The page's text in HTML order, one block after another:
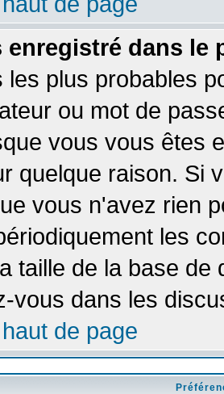
enregistré dans le
les plus probables
ou mot de
vous vous êtes
quelque raison. Si
vous n'avez rien
les
taille de la base
vous dans les
de page